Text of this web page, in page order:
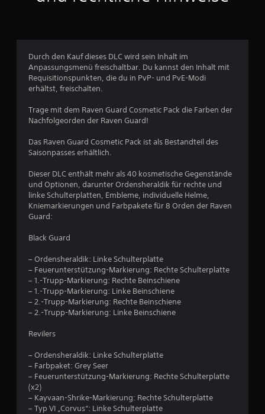
t
g
n
Durch den Kauf dieses DLC wird sein Inhalt im
Anpassungsmenü freischaltbar. Du kannst den Inhalt mit
Requisitionspunkten, die du in PvP- und PvE-Modi
erhältst, freischalten.
Trage mit dem Raven Guard Cosmetic Pack die Farben der
Nachfolgeorden der Raven Guard!
Das Raven Guard Cosmetic Pack ist als Bestandteil des
Saisonpasses erhältlich.
Dieser DLC enthält mehr als 40 kosmetische Gegenstände
und Optionen, darunter Ordensheraldik für rechte und
linke Schulterplatten, Embleme, individuelle Helme,
Kniemarkierungen und Farbpakete für 8 Orden der Raven
Guard:
Black Guard
– Ordensheraldik: Linke Schulterplatte
– Feuerunterstützung-Markierung: Rechte Schulterplatte
– 1.-Trupp-Markierung: Rechte Beinschiene
– 1.-Trupp-Markierung: Linke Beinschiene
– 2.-Trupp-Markierung: Rechte Beinschiene
– 2.-Trupp-Markierung: Linke Beinschiene
Revilers
– Ordensheraldik: Linke Schulterplatte
– Farbpaket: Grey Seer
– Feuerunterstützung-Markierung: Rechte Schulterplatte
(x2)
– Kayvaan-Shrike-Markierung: Rechte Schulterplatte
– Typ VI „Corvus“: Linke Schulterplatte